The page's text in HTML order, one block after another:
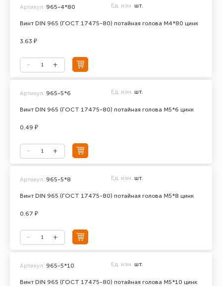
Винт DIN 965 (ГОСТ 17475-80) потайная голова М4*80 цинк
Артикул: 965-4*80 Ед. изм. шт.
3.63 ₽
Винт DIN 965 (ГОСТ 17475-80) потайная голова М5*6 цинк
Артикул: 965-5*6 Ед. изм. шт.
0.49 ₽
Винт DIN 965 (ГОСТ 17475-80) потайная голова М5*8 цинк
Артикул: 965-5*8 Ед. изм. шт.
0.67 ₽
Винт DIN 965 (ГОСТ 17475-80) потайная голова М5*10 цинк
Артикул: 965-5*10 Ед. изм. шт.